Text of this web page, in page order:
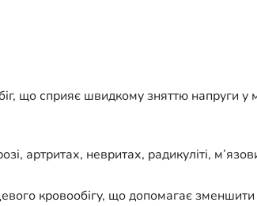
що сприяє швидкому зняттю напруги у
артритах, невритах, радикуліті,
кровообігу, що допомагає